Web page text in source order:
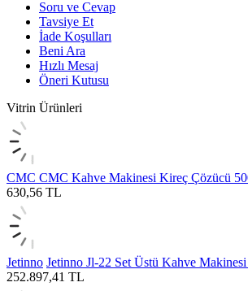
Soru ve Cevap
Tavsiye Et
İade Koşulları
Beni Ara
Hızlı Mesaj
Öneri Kutusu
Vitrin Ürünleri
CMC CMC Kahve Makinesi Kireç Çözücü
630,56 TL
Jetinno Jetinno Jl-22 Set Üstü Kahve Makinesi
252.897,41 TL